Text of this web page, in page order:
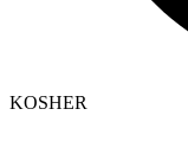
KOSHER